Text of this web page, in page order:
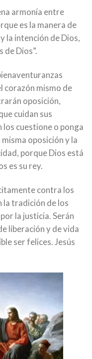
armonía entre
es la manera de
la intención de Dios,
de Dios”.
corazón mismo de
oposición,
cuidan sus
los cuestione o ponga
oposición y la
porque Dios está
es su rey.
contra los
la tradición de los
la justicia. Serán
liberación y de vida
ser felices. Jesús